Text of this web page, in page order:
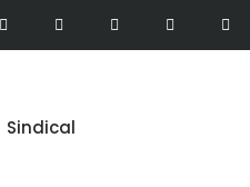
Sindical